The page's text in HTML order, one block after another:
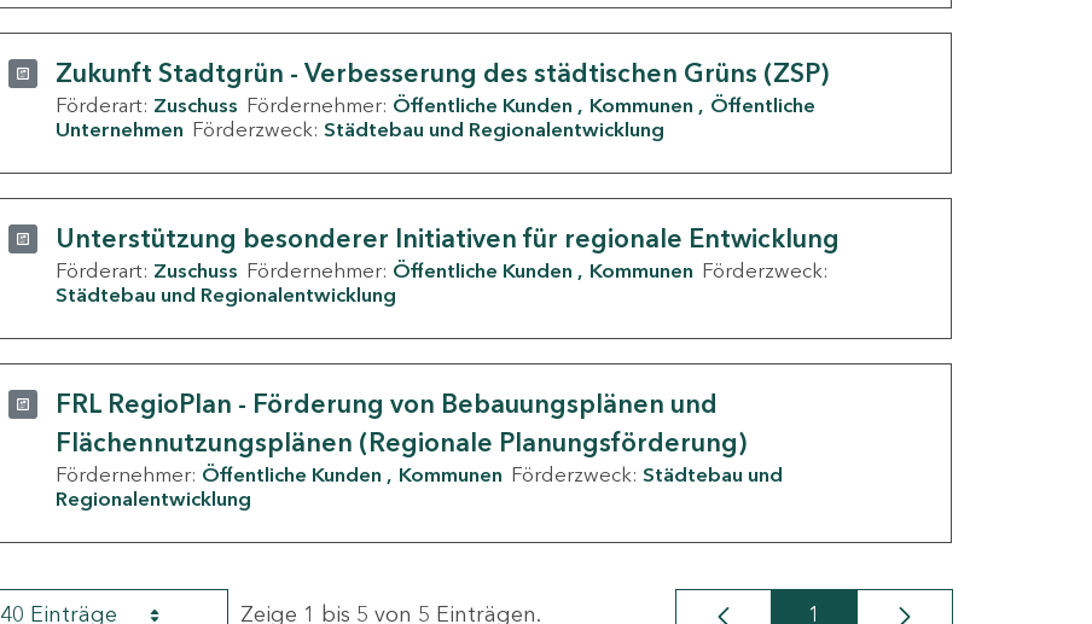
Zukunft Stadtgrün - Verbesserung des städtischen Grüns (ZSP)
Förderart: Zuschuss Fördernehmer: Öffentliche Kunden Kommunen
Öffentliche
Unternehmen Förderzweck: Städtebau und Regionalentwicklung
Unterstützung besonderer Initiativen für regionale Entwicklung
Förderart: Zuschuss Fördernehmer: Öffentliche Kunden Kommunen Förderzweck:
Städtebau und Regionalentwicklung
FRL RegioPlan - Förderung von Bebauungsplänen und
Flächennutzungsplänen (Regionale Planungsförderung)
Fördernehmer: Öffentliche Kunden Kommunen Förderzweck: Städtebau und
Regionalentwicklung
40 Einträge Zeige 1 bis 5 von 5 Einträgen. 1